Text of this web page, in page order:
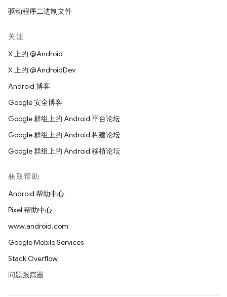
驱动程序二进制文件
关注
X 上的 @Android
X 上的 @AndroidDev
Android 博客
Google 安全博客
Google 群组上的 Android 平台论坛
Google 群组上的 Android 构建论坛
Google 群组上的 Android 移植论坛
获取帮助
Android 帮助中心
Pixel 帮助中心
www.android.com
Google Mobile Services
Stack Overflow
问题跟踪器